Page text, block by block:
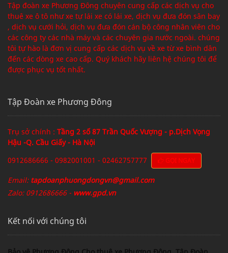
Tập đoàn xe Phương Đông chuyên cung cấp các dịch vụ cho
thuê xe ô tô như xe tự lái xe có lái xe, dịch vụ đưa đón sân bay
, dịch vụ cưới hỏi, dịch vụ đưa đón cán bộ công nhân viên cho
các công ty các nhà máy và các chuyên gia nước ngoài. chúng
tôi tự hào là đơn vị cung cấp các dịch vụ về xe từ xe bình dân
đến các dòng xe cao cấp. Quý khách hãy liên hệ chúng tôi để
được phục vụ tốt nhất.
Tập Đoàn xe Phương Đông
Trụ sở chính : Tầng 2 số 87 Trần Quốc Vượng - p.Dịch Vọng
Hậu -Q. Cầu Giấy - Hà Nội
0912686666 - 0982001001 - 02462757777
GỌI NGAY
Email: tapdoanphuongdongvn@gmail.com
Zalo: 0912686666 - www.gpd.vn
Kết nối với chúng tôi